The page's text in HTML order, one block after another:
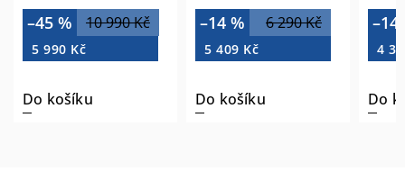
10 990 Kč
–45 %
5 990 Kč
Do košíku
6 290 Kč
–14 %
5 409 Kč
Do košíku
–14
4
Do